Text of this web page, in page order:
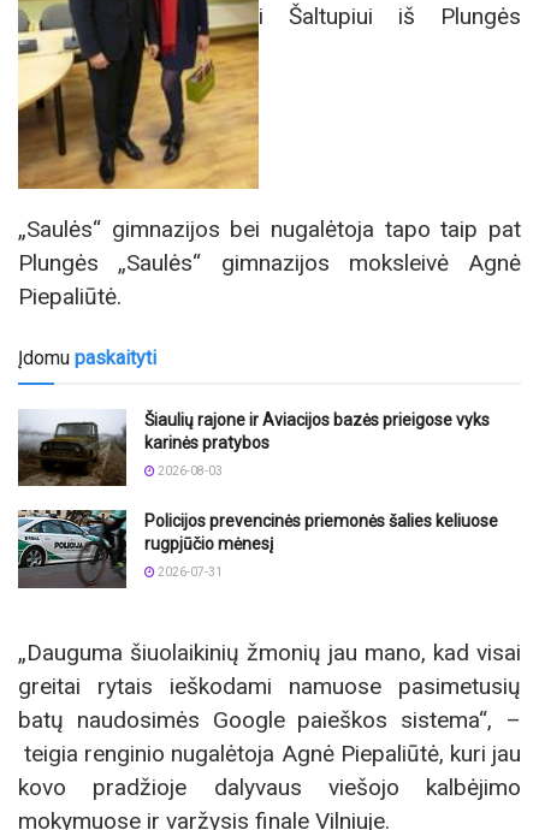
i Šaltupiui iš Plungės
„Saulės“ gimnazijos bei nugalėtoja tapo taip pat
Plungės „Saulės“ gimnazijos moksleivė Agnė
Piepaliūtė.
Įdomu paskaityti
Šiaulių rajone ir Aviacijos bazės prieigose vyks
karinės pratybos
2026-08-03
Policijos prevencinės priemonės šalies keliuose
rugpjūčio mėnesį
2026-07-31
„Dauguma šiuolaikinių žmonių jau mano, kad visai
greitai rytais ieškodami namuose pasimetusių
batų naudosimės Google paieškos sistema“, –
teigia renginio nugalėtoja Agnė Piepaliūtė, kuri jau
kovo pradžioje dalyvaus viešojo kalbėjimo
mokymuose ir varžysis finale Vilniuje.